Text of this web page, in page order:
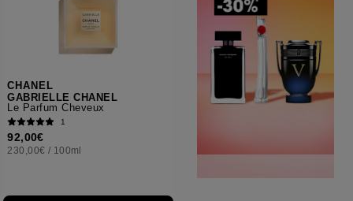
CHANEL
GABRIELLE CHANEL
Le Parfum Cheveux
1
92,00€
230,00€ / 100ml